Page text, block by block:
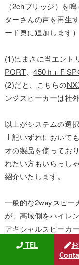
（2chブリッジ）を
ターさんの声を再生
ード奥に追加します）
(1)はまさに当エント
PORT、450ｈ+ F
(2)だと、こちらの
ンジスピーカーは社
以上がシステムの選
上記いずれにおいて
オの製品を使ってお
れたい方もいらっし
紹介いたします。
一般的な2wayスピー
が、高域側をハイレ
アキシャルスピーカ
ラスのスピーカーも
TEL